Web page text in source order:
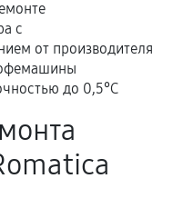
оформление
сроки и
отдельно и
с
от производителя
до 0,5°C